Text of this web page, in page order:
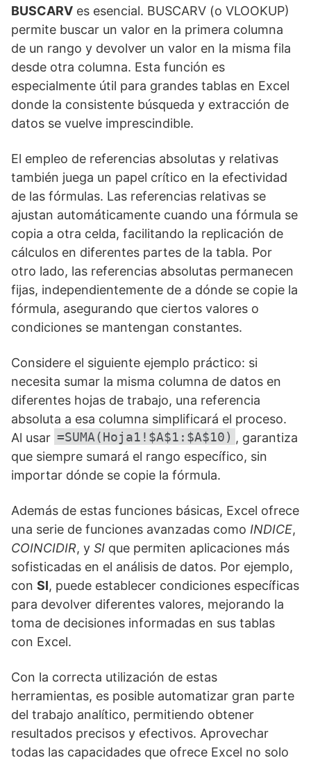
BUSCARV es esencial. BUSCARV (o VLOOKUP)
permite buscar un valor en la primera columna
de un rango y devolver un valor en la misma fila
desde otra columna. Esta función es
especialmente útil para grandes tablas en Excel
donde la consistente búsqueda y extracción de
datos se vuelve imprescindible.
El empleo de referencias absolutas y relativas
también juega un papel crítico en la efectividad
de las fórmulas. Las referencias relativas se
ajustan automáticamente cuando una fórmula se
copia a otra celda, facilitando la replicación de
cálculos en diferentes partes de la tabla. Por
otro lado, las referencias absolutas permanecen
fijas, independientemente de a dónde se copie la
fórmula, asegurando que ciertos valores o
condiciones se mantengan constantes.
Considere el siguiente ejemplo práctico: si
necesita sumar la misma columna de datos en
diferentes hojas de trabajo, una referencia
absoluta a esa columna simplificará el proceso.
Al usar =SUMA(Hoja1!$A$1:$A$10) , garantiza
que siempre sumará el rango específico, sin
importar dónde se copie la fórmula.
Además de estas funciones básicas, Excel ofrece
una serie de funciones avanzadas como INDICE,
COINCIDIR, y SI que permiten aplicaciones más
sofisticadas en el análisis de datos. Por ejemplo,
con SI, puede establecer condiciones específicas
para devolver diferentes valores, mejorando la
toma de decisiones informadas en sus tablas
con Excel.
Con la correcta utilización de estas
herramientas, es posible automatizar gran parte
del trabajo analítico, permitiendo obtener
resultados precisos y efectivos. Aprovechar
todas las capacidades que ofrece Excel no solo